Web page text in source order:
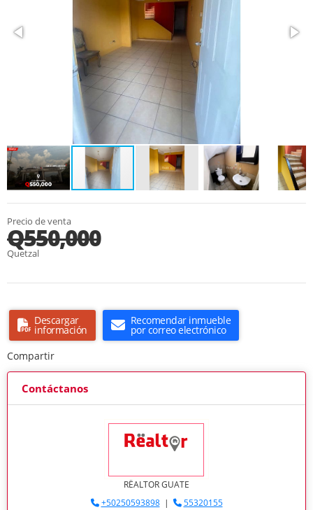
Precio de venta
Q550,000
Quetzal
Descargar
información
Recomendar inmueble
por correo electrónico
Compartir
Contáctanos
RËALTOR GUATE
+50250593898|
55320155